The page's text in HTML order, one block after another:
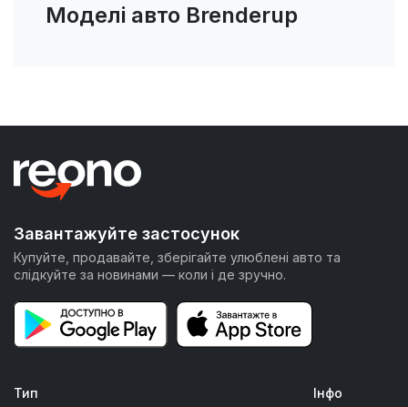
Моделі авто Brenderup
Завантажуйте застосунок
Купуйте, продавайте, зберігайте улюблені авто та
слідкуйте за новинами — коли і де зручно.
Тип Інфо